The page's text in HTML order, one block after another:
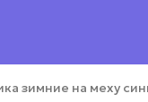
зимние на меху